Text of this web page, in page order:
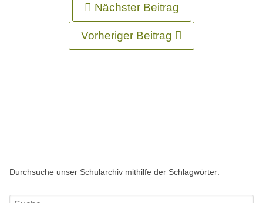
Nächster Beitrag
Vorheriger Beitrag
Durchsuche unser Schularchiv mithilfe der Schlagwörter: